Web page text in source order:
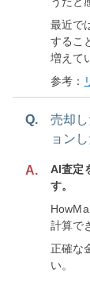
最近で
するこ
増えて
参考：
Q.
売却
ョン
A.
AI査定
す。
計算で
正確な
い。